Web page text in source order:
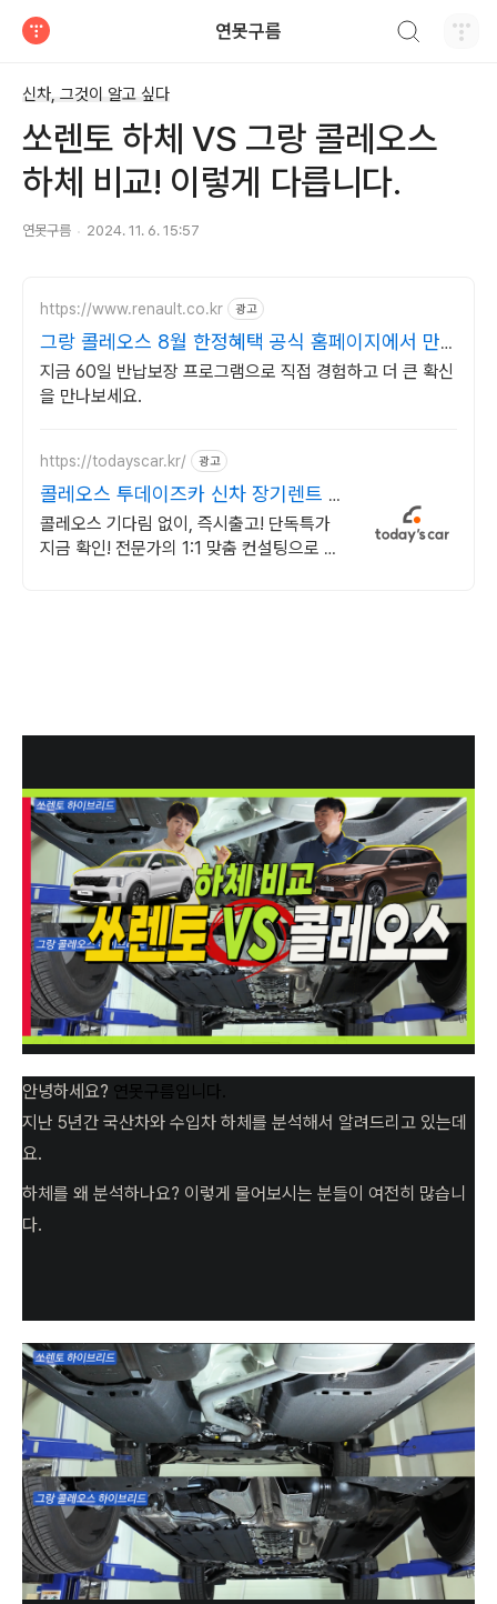
연못구름
신차, 그것이 알고 싶다
쏘렌토 하체 VS 그랑 콜레오스
하체 비교! 이렇게 다릅니다.
연못구름 2024. 11. 6. 15:57
https://www.renault.co.kr 광고
그랑 콜레오스 8월 한정혜택 공식 홈페이지에서 만
나보세요
지금 60일 반납보장 프로그램으로 직접 경험하고 더 큰 확신
을 만나보세요.
https://todayscar.kr/ 광고
콜레오스 투데이즈카 신차 장기렌트 특
가
콜레오스 기다림 없이, 즉시출고! 단독특가
지금 확인! 전문가의 1:1 맞춤 컨설팅으로 합
안녕하세요? 연못구름입니다.
지난 5년간 국산차와 수입차 하체를 분석해서 알려드리고 있는데
요.
하체를 왜 분석하나요? 이렇게 물어보시는 분들이 여전히 많습니
다.